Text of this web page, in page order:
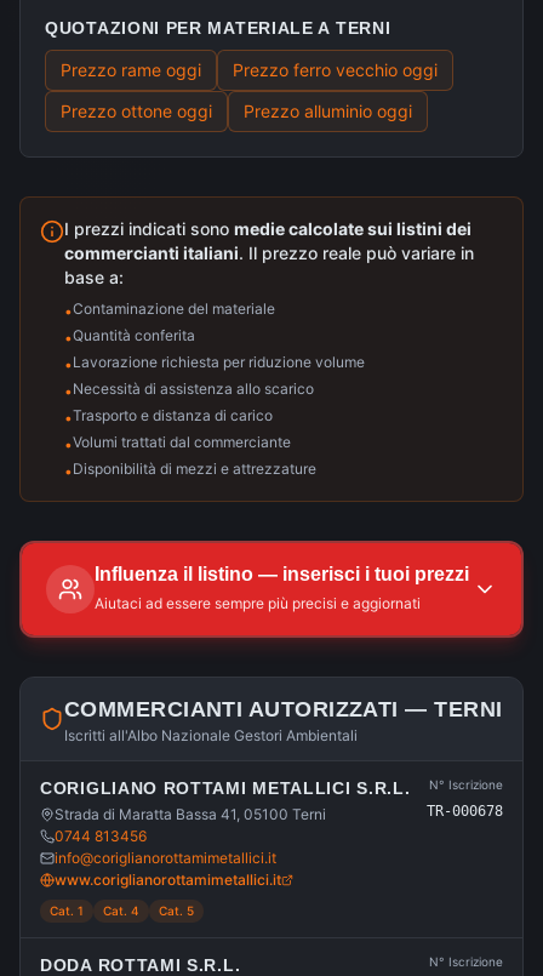
QUOTAZIONI PER MATERIALE A TERNI
Prezzo rame oggi Prezzo ferro vecchio oggi
Prezzo ottone oggi Prezzo alluminio oggi
I prezzi indicati sono medie calcolate sui listini dei
commercianti italiani. Il prezzo reale può variare in
base a:
•Contaminazione del materiale
•Quantità conferita
•Lavorazione richiesta per riduzione volume
•Necessità di assistenza allo scarico
•Trasporto e distanza di carico
•Volumi trattati dal commerciante
•Disponibilità di mezzi e attrezzature
Influenza il listino — inserisci i tuoi prezzi
Aiutaci ad essere sempre più precisi e aggiornati
COMMERCIANTI AUTORIZZATI —TERNI
Iscritti all'Albo Nazionale Gestori Ambientali
CORIGLIANO ROTTAMI METALLICI S.R.L.
Strada di Maratta Bassa 41, 05100 Terni
0744 813456
info@coriglianorottamimetallici.it
www.coriglianorottamimetallici.it
N° Iscrizione
TR-000678
Cat. 1 Cat. 4 Cat. 5
DODA ROTTAMI S.R.L. N° Iscrizione